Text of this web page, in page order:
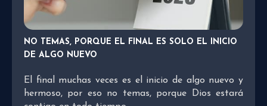
NO TEMAS, PORQUE EL FINAL ES SOLO EL INICIO
DE ALGO NUEVO
El final muchas veces es el inicio de algo nuevo y
hermoso, por eso no temas, porque Dios estará